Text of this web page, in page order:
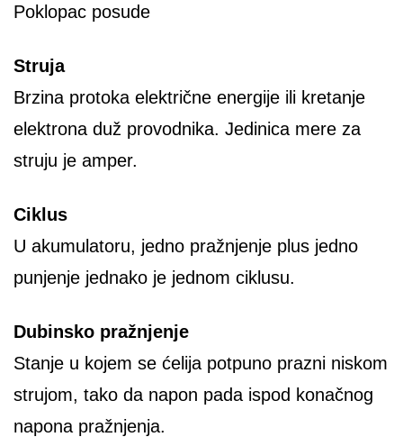
Poklopac posude
Struja
Brzina protoka električne energije ili kretanje
elektrona duž provodnika. Jedinica mere za
struju je amper.
Ciklus
U akumulatoru, jedno pražnjenje plus jedno
punjenje jednako je jednom ciklusu.
Dubinsko pražnjenje
Stanje u kojem se ćelija potpuno prazni niskom
strujom, tako da napon pada ispod konačnog
napona pražnjenja.